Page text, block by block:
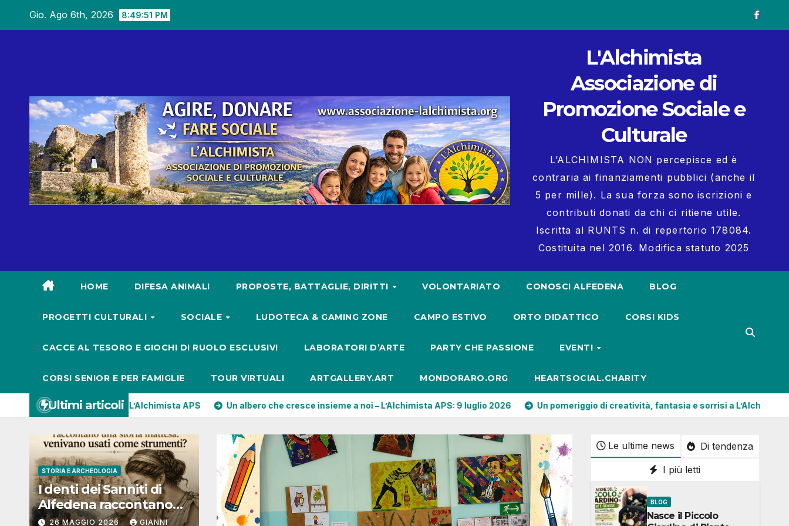
Gio. Ago 6th, 2026 8:49:53 PM
L'Alchimista
Associazione di
Promozione Sociale e
Culturale
L’ALCHIMISTA NON percepisce ed è
contraria ai finanziamenti pubblici (anche il
5 per mille). La sua forza sono iscrizioni e
contributi donati da chi ci ritiene utile.
Iscritta al RUNTS n. di repertorio 178084.
Costituita nel 2016. Modifica statuto 2025
HOME DIFESA ANIMALI PROPOSTE, BATTAGLIE, DIRITTI VOLONTARIATO CONOSCI ALFEDENA BLOG
PROGETTI CULTURALI SOCIALE LUDOTECA & GAMING ZONE CAMPO ESTIVO ORTO DIDATTICO CORSI KIDS
CACCE AL TESORO E GIOCHI DI RUOLO ESCLUSIVI LABORATORI D’ARTE PARTY CHE PASSIONE EVENTI
CORSI SENIOR E PER FAMIGLIE TOUR VIRTUALI ARTGALLERY.ART MONDORARO.ORG HEARTSOCIAL.CHARITY
Ultimi articoli
a L’Alchimista APS Un albero che cresce insieme a noi – L’Alchimista APS: 9 luglio 2026 Un pomeriggio di creatività, fantasia e sorrisi a L’Alchimista APS Gufi Piumati
STORIA E ARCHEOLOGIA
I denti dei Sanniti di
Alfedena raccontano
una storia inattesa:
26 MAGGIO 2026 GIANNI
Le ultime news
Di tendenza
I più letti
BLOG
Nasce il Piccolo